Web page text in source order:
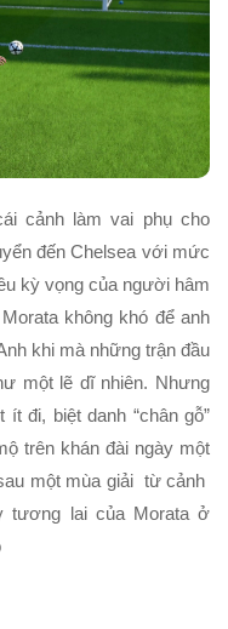
cảnh làm vai phụ cho
đến Chelsea với mức
kỳ vọng của người hâm
không khó để anh
khi mà những trận đầu
một lẽ dĩ nhiên. Nhưng
đi, biệt danh “chân gỗ”
trên khán đài ngày một
một mùa giải từ cảnh
tương lai của Morata ở